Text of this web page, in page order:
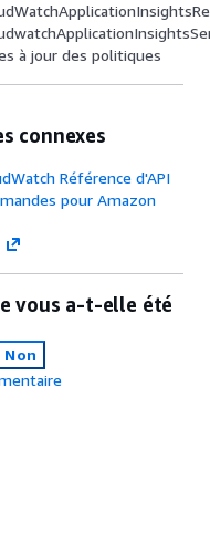
à jour des politiques
connexes
Référence d'API
pour Amazon
vous a-t-elle été
Non